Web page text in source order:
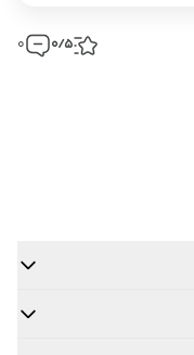
0/5
0